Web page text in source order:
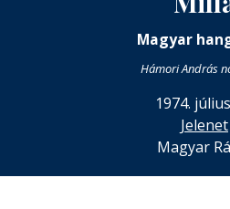
Magyar
Hámori András
1974.
Jelenet
Magyar